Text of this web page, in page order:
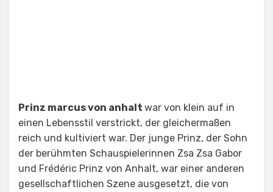
Prinz marcus von anhalt war von klein auf in
einen Lebensstil verstrickt, der gleichermaßen
reich und kultiviert war. Der junge Prinz, der Sohn
der berühmten Schauspielerinnen Zsa Zsa Gabor
und Frédéric Prinz von Anhalt, war einer anderen
gesellschaftlichen Szene ausgesetzt, die von